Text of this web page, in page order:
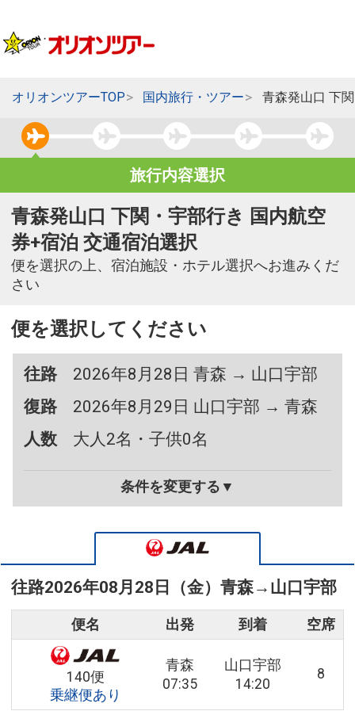
オリオンツアーTOP 国内旅行・ツアー 青森発山口 下
旅行内容選択
青森発山口 下関・宇部行き 国内航空
券+宿泊 交通宿泊選択
便を選択の上、宿泊施設・ホテル選択へお進みくだ
さい
便を選択してください
往路
2026年8月28日 青森 → 山口宇部
復路
2026年8月29日 山口宇部 → 青森
人数
大人2名・子供0名
条件を変更する▼
往路2026年08月28日（金） 青森→ 山口宇部
便名 出発 到着 空席
140便
乗継便あり
青森
07:35
山口宇部
14:20
8